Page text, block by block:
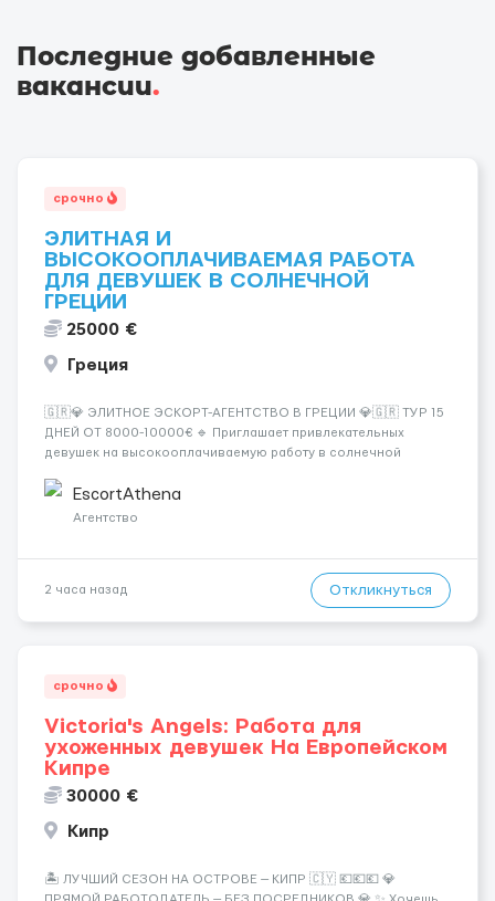
Последние добавленные
вакансии.
срочно
ЭЛИТНАЯ И
ВЫСОКООПЛАЧИВАЕМАЯ РАБОТА
ДЛЯ ДЕВУШЕК В СОЛНЕЧНОЙ
ГРЕЦИИ
25000 €
Греция
🇬🇷💎 ЭЛИТНОЕ ЭСКОРТ-АГЕНТСТВО В ГРЕЦИИ 💎🇬🇷 ТУР 15
ДНЕЙ ОТ 8000-10000€ 🔹 Приглашает привлекательных
девушек на высокооплачиваемую работу в солнечной
хорошие деньги 💶 — это предложение для тебя! 🔹
Требования: ✔️ Возраст от ...
EscortAthena
Агентство
2 часа назад Откликнуться
срочно
Victoria's Angels: Работа для
ухоженных девушек На Европейском
Кипре
30000 €
Кипр
🏝️ ЛУЧШИЙ СЕЗОН НА ОСТРОВЕ — КИПР 🇨🇾 💶💶💶 💎